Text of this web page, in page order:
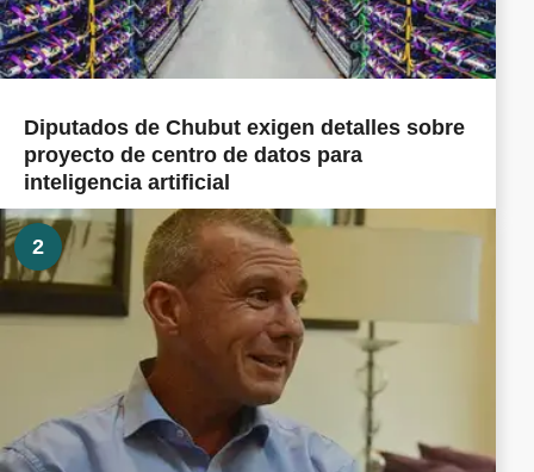
Diputados de Chubut exigen detalles sobre
proyecto de centro de datos para
inteligencia artificial
2